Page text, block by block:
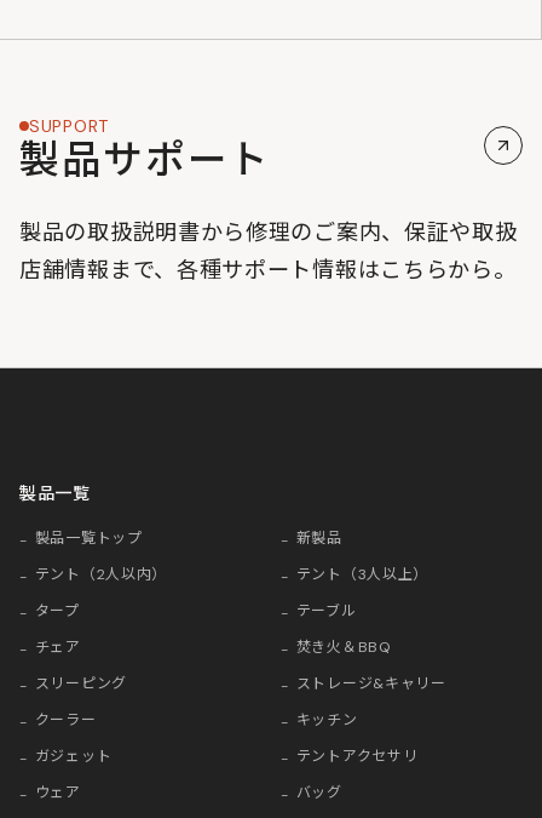
SUPPORT
製品サポート
製品の取扱説明書から修理のご案内、保証や取扱
店舗情報まで、各種サポート情報はこちらから。
製品一覧
製品一覧トップ
新製品
テント（2人以内）
テント（3人以上）
タープ
テーブル
チェア
焚き火＆BBQ
スリーピング
ストレージ&キャリー
クーラー
キッチン
ガジェット
テントアクセサリ
ウェア
バッグ